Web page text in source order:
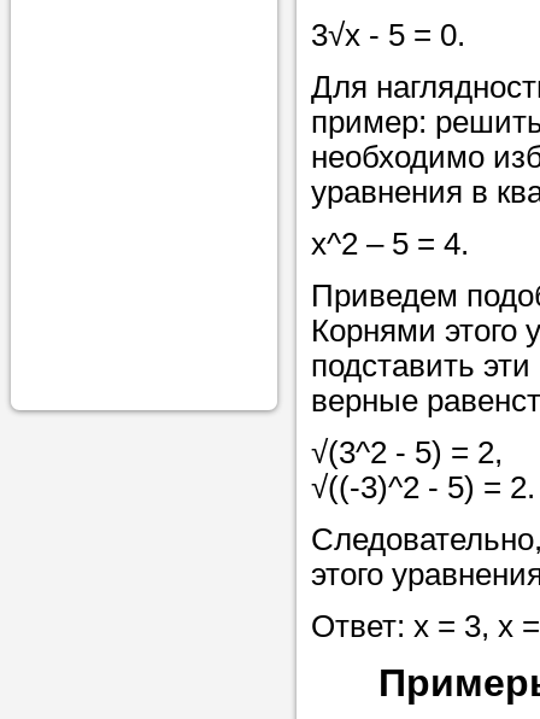
вопросам
Задайте
Больше не
голову, к
помощью -
Nado5.ru!
Наши
помогут
советам,
репетитора
Совет 1.
упростить
достаточно
3√x - 5 = 0.
Для
пример:
необходимо
уравнения в
x^2 – 5 = 4.
Приведем
Корнями этого
подставить
верные
√(3^2 - 5) = 2,
√((-3)^2 - 5) =
этого
Ответ: х = 3, х